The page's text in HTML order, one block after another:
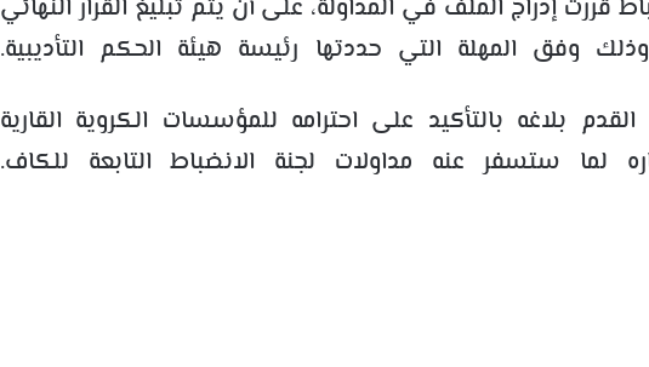
قررت إدراج الملف في المداولة، على أن يتم تبليغ القرار النهائي
بلاغه بالتأكيد على احترامه للمؤسسات الكروية القارية
لما ستسفر عنه مداولات لجنة الانضباط التابعة للكاف.